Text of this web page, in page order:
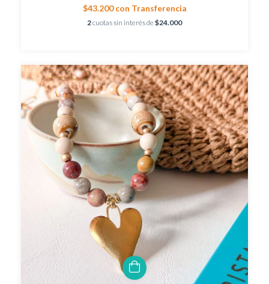
$43.200con Transferencia
2cuotas sin interés de$24.000